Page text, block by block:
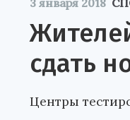
3 января 2018
сдать
Центры